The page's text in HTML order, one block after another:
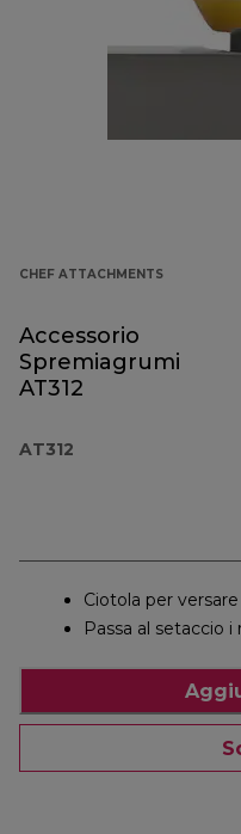
CHEF ATTACHMENTS
Accessorio
Spremiagrumi
AT312
AT312
Ciotola per
Passa al setaccio i